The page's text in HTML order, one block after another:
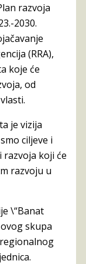
razvoja
2030.
(RRA),
koje će
od
je vizija
ciljeve i
razvoja koji će
razvoju u
\“Banat
skupa